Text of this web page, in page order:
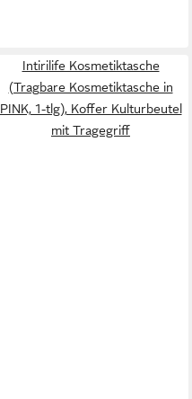
Intirilife Kosmetiktasche
(Tragbare Kosmetiktasche in
PINK, 1-tlg), Koffer Kulturbeutel
mit Tragegriff